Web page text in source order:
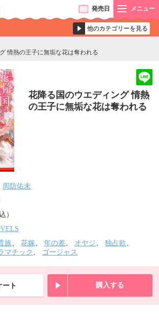
発売日 メニュー
情熱の王子に無垢な花は奪われる
花降る国のウエディング 情熱
の王子に無垢な花は奪われる
周防佑未
）
族、花嫁、年の差、 オヤジ、独占欲、
マチック、 ゴージャス
ート 購入する